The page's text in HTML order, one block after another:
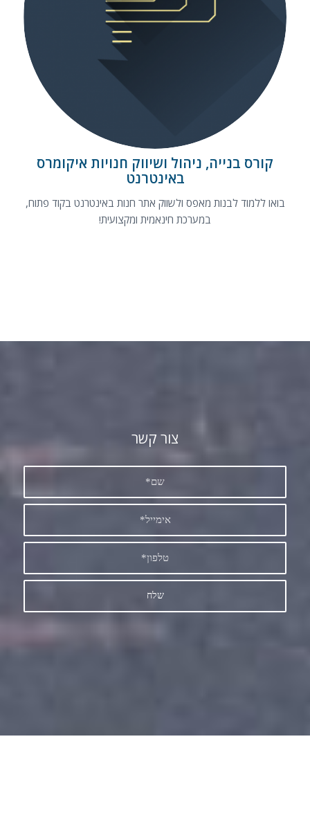
אינטרנט איקומרס
קורס בנייה, ניהול ושיווק חנויות איקומרס
באינטרנט
בואו ללמוד לבנות מאפס ולשווק אתר חנות באינטרנט בקוד פתוח,
במערכת חינאמית ומקצועית!
צור קשר